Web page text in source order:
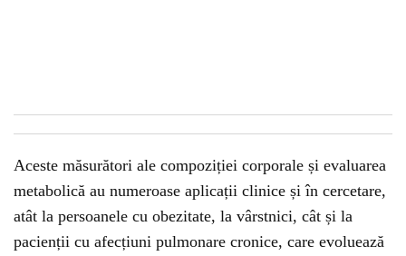
Aceste măsurători ale compoziției corporale și evaluarea
metabolică au numeroase aplicații clinice și în cercetare,
atât la persoanele cu obezitate, la vârstnici, cât și la
pacienții cu afecțiuni pulmonare cronice, care evoluează